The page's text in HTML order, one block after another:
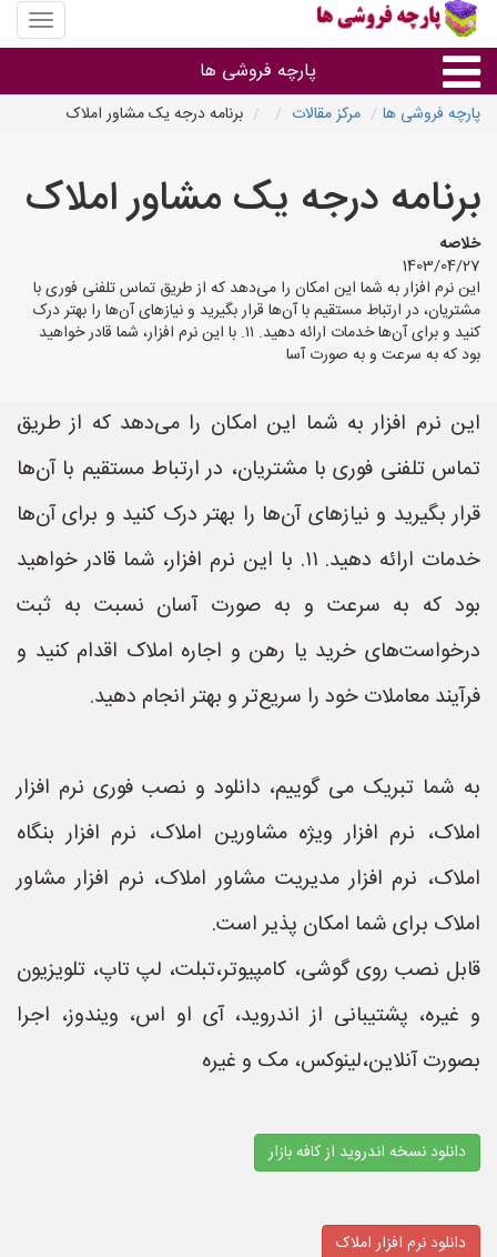
منوی
سایت
فروشی
پارچه فروشی ها
پارچه براساس رنگ طرح و کاربرد
پارچه فروشی ها مرکز مقالات برنامه درجه یک مشاور املاک
برنامه درجه یک مشاور املاک
خلاصه
1403/04/27
این نرم افزار به شما این امکان را می‌دهد که از طریق تماس تلفنی فوری با
مشتریان، در ارتباط مستقیم با آن‌ها قرار بگیرید و نیازهای آن‌ها را بهتر درک
کنید و برای آن‌ها خدمات ارائه دهید. ۱۱. با این نرم افزار، شما قادر خواهید
بود که به سرعت و به صورت آسا
این نرم افزار به شما این امکان را می‌دهد که از طریق
تماس تلفنی فوری با مشتریان، در ارتباط مستقیم با آن‌ها
قرار بگیرید و نیازهای آن‌ها را بهتر درک کنید و برای آن‌ها
خدمات ارائه دهید. ۱۱. با این نرم افزار، شما قادر خواهید
بود که به سرعت و به صورت آسان نسبت به ثبت
درخواست‌های خرید یا رهن و اجاره املاک اقدام کنید و
فرآیند معاملات خود را سریع‌تر و بهتر انجام دهید.
به شما تبریک می گوییم، دانلود و نصب فوری نرم افزار
املاک، نرم افزار ویژه مشاورین املاک، نرم افزار بنگاه
املاک، نرم افزار مدیریت مشاور املاک، نرم افزار مشاور
املاک برای شما امکان پذیر است.
قابل نصب روی گوشی، کامپیوتر،تبلت، لپ تاپ، تلویزیون
و غیره، پشتیبانی از اندروید، آی او اس، ویندوز، اجرا
بصورت آنلاین،لینوکس، مک و غیره
دانلود نسخه اندروید از کافه بازار
دانلود نرم افزار املاک